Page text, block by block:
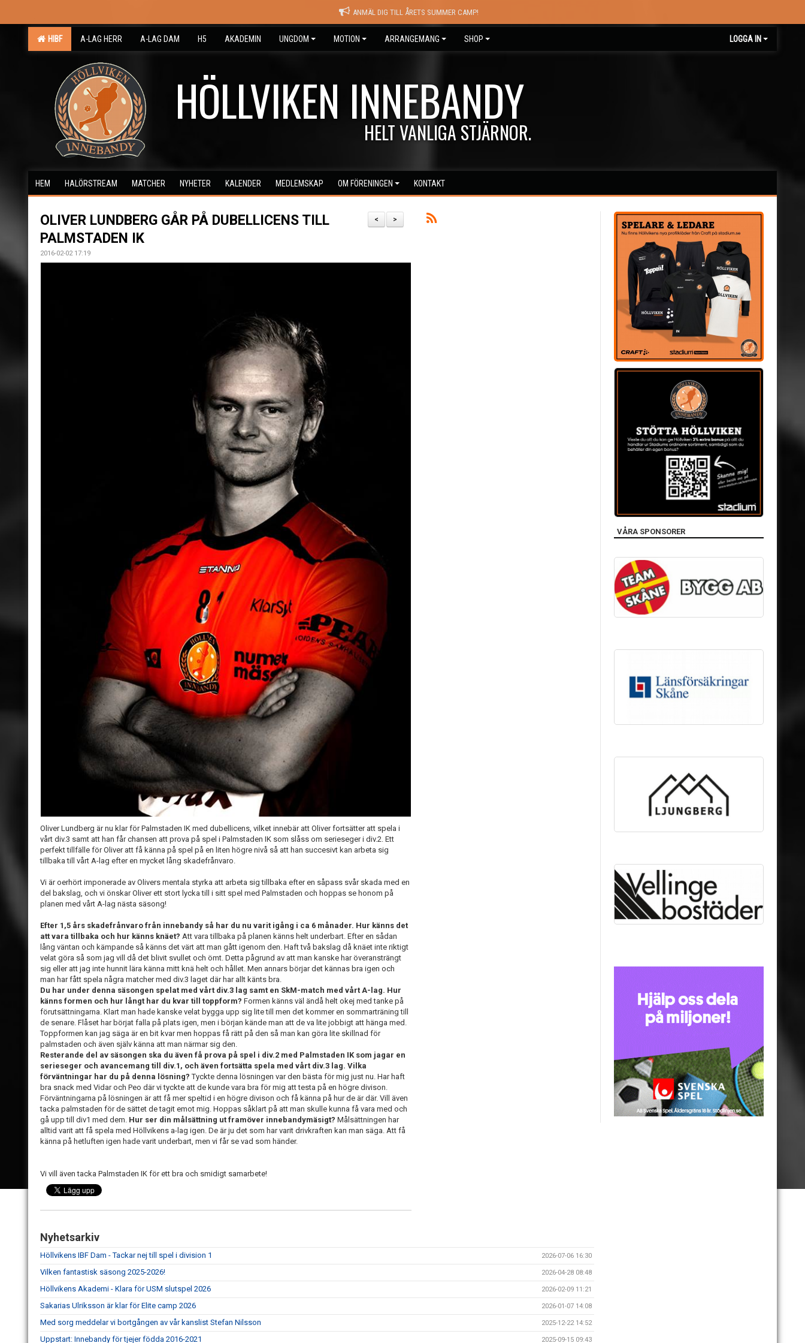
ANMÄL DIG TILL ÅRETS SUMMER CAMP!
HIBF A-LAG HERR A-LAG DAM H5 AKADEMIN UNGDOM MOTION ARRANGEMANG SHOP LOGGA IN
HÖLLVIKEN INNEBANDY
HELT VANLIGA STJÄRNOR.
HEM HALÖRSTREAM MATCHER NYHETER KALENDER MEDLEMSKAP OM FÖRENINGEN KONTAKT
>
<
OLIVER LUNDBERG GÅR PÅ DUBELLICENS TILL
PALMSTADEN IK
2016-02-02 17:19
Oliver Lundberg är nu klar för Palmstaden IK med dubellicens, vilket innebär att Oliver fortsätter att spela i
vårt div.3 samt att han får chansen att prova på spel i Palmstaden IK som slåss om serieseger i div.2. Ett
perfekt tillfälle för Oliver att få känna på spel på en liten högre nivå så att han succesivt kan arbeta sig
tillbaka till vårt A-lag efter en mycket lång skadefrånvaro.
Vi är oerhört imponerade av Olivers mentala styrka att arbeta sig tillbaka efter en såpass svår skada med en
del bakslag, och vi önskar Oliver ett stort lycka till i sitt spel med Palmstaden och hoppas se honom på
planen med vårt A-lag nästa säsong!
Efter 1,5 års skadefrånvaro från innebandy så har du nu varit igång i ca 6 månader. Hur känns det
att vara tillbaka och hur känns knäet? Att vara tillbaka på planen känns helt underbart. Efter en sådan
lång väntan och kämpande så känns det värt att man gått igenom den. Haft två bakslag då knäet inte riktigt
velat göra så som jag vill då det blivit svullet och ömt. Detta pågrund av att man kanske har överansträngt
sig eller att jag inte hunnit lära känna mitt knä helt och hållet. Men annars börjar det kännas bra igen och
man har fått spela några matcher med div.3 laget där har allt känts bra.
Du har under denna säsongen spelat med vårt div.3 lag samt en SkM-match med vårt A-lag. Hur
känns formen och hur långt har du kvar till toppform? Formen känns väl ändå helt okej med tanke på
förutsättningarna. Klart man hade kanske velat bygga upp sig lite till men det kommer en sommarträning till
de senare. Flåset har börjat falla på plats igen, men i början kände man att de va lite jobbigt att hänga med.
Toppformen kan jag säga är en bit kvar men hoppas få rätt på den så man kan göra lite skillnad för
palmstaden och även själv känna att man närmar sig den.
Resterande del av säsongen ska du även få prova på spel i div.2 med Palmstaden IK som jagar en
serieseger och avancemang till div.1, och även fortsätta spela med vårt div.3 lag. Vilka
förväntningar har du på denna lösning? Tyckte denna lösningen var den bästa för mig just nu. Har haft
bra snack med Vidar och Peo där vi tyckte att de kunde vara bra för mig att testa på en högre divison.
Förväntningarna på lösningen är att få mer speltid i en högre divison och få känna på hur de är där. Vill även
tacka palmstaden för de sättet de tagit emot mig. Hoppas såklart på att man skulle kunna få vara med och
gå upp till div1 med dem. Hur ser din målsättning ut framöver innebandymäsigt? Målsättningen har
alltid varit att få spela med Höllvikens a-lag igen. De är ju det som har varit drivkraften kan man säga. Att få
känna på hetluften igen hade varit underbart, men vi får se vad som händer.
Vi vill även tacka Palmstaden IK för ett bra och smidigt samarbete!
Nyhetsarkiv
Höllvikens IBF Dam - Tackar nej till spel i division 1 2026-07-06 16:30
Vilken fantastisk säsong 2025-2026! 2026-04-28 08:48
Höllvikens Akademi - Klara för USM slutspel 2026 2026-02-09 11:21
Sakarias Ulriksson är klar för Elite camp 2026 2026-01-07 14:08
Med sorg meddelar vi bortgången av vår kanslist Stefan Nilsson 2025-12-22 14:52
Uppstart: Innebandy för tjejer födda 2016-2021 2025-09-15 09:43
VÅRA SPONSORER